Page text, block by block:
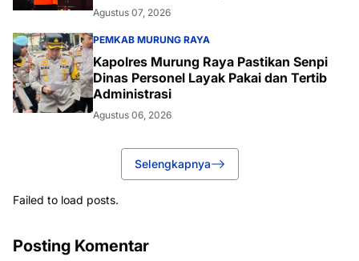
Agustus 07, 2026
PEMKAB MURUNG RAYA
Kapolres Murung Raya Pastikan Senpi
Dinas Personel Layak Pakai dan Tertib
Administrasi
Agustus 06, 2026
Selengkapnya
Failed to load posts.
Posting Komentar